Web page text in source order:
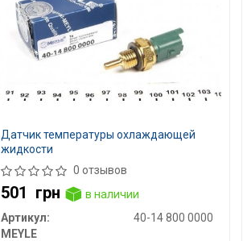
Датчик температуры охлаждающей
жидкости
0 отзывов
501 грн
в наличии
Артикул:
40-14 800 0000
MEYLE